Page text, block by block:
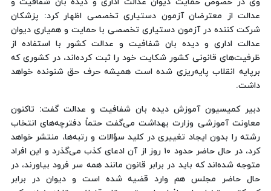
وی در خصوص حمایت دیوان عدالت اداری و دیده بان شفافیت و
عدالت از معترضان آزمون دستیاری تخصصی اظهار کرد: پزشکان
شرکت کننده در آزمون دستیاری تخصصی با حمایت و همیاری دیوان
عدالت اداری و دیده بان شفافیت و عدالت کشور با استفاده از
ظرفیت‌های قانونی کشور شکایت خود را ثبت کرده‌اند، در کشوری که
برپایه انقلاب پایه‌ریزی شده است همیشه حرف حق شنونده خواهد
داشت.
دبیر کمیسیون آموزش دیده بان شفافیت و عدالت گفت: تاکنون
معاونت آموزشی وزارت بهداشت می‌گفت حتماً دفترچه‌های انتخاب
رشته را بدون ایجاد تغییری در کلید سؤالات و رتبه‌ها، منتشر خواهد
کرد، در حال حاضر حدود ۱۰ روز از آن ادعای کذب می‌گذرد و این افراد
متوجه شده‌اند که باید در برابر قانون مانند همه سر فرود بیاورند، در
حال حاضر مجلس هم وارد قضیه شده است و دیوان در برابر